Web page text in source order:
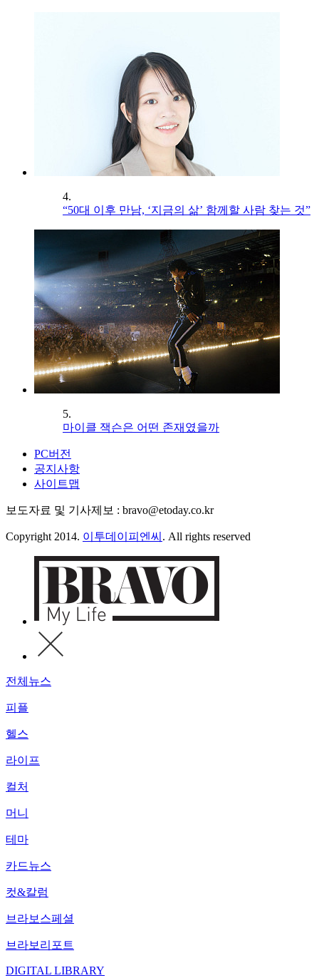
4.
“50대 이후 만남, ‘지금의 삶’ 함께할 사람 찾는 것”
5.
마이클 잭슨은 어떤 존재였을까
PC버전
공지사항
사이트맵
보도자료 및 기사제보 : bravo@etoday.co.kr
Copyright 2014. 이투데이피엔씨 . All rights reserved
전체뉴스
피플
헬스
라이프
컬처
머니
테마
카드뉴스
컷&칼럼
브라보스페셜
브라보리포트
DIGITAL LIBRARY